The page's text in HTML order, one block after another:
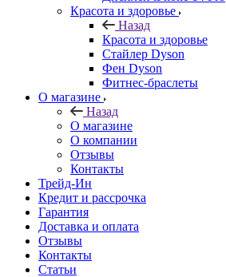
Красота и здоровье
Назад
Красота и здоровье
Стайлер Dyson
Фен Dyson
Фитнес-браслеты
О магазине
Назад
О магазине
О компании
Отзывы
Контакты
Трейд-Ин
Кредит и рассрочка
Гарантия
Доставка и оплата
Отзывы
Контакты
Статьи